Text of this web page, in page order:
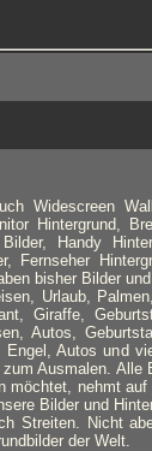
Widescreen
Hintergrund,
Bilder, Handy
Fernseher
bisher Bilder
Urlaub,
Giraffe,
Autos,
Engel, Autos und
Ausmalen. Alle
möchtet, nehmt
Bilder und
Streiten. Nicht
der Welt.